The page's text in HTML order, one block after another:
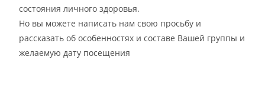
состояния личного здоровья.
Но вы можете написать нам свою просьбу и
рассказать об особенностях и составе Вашей группы и
желаемую дату посещения